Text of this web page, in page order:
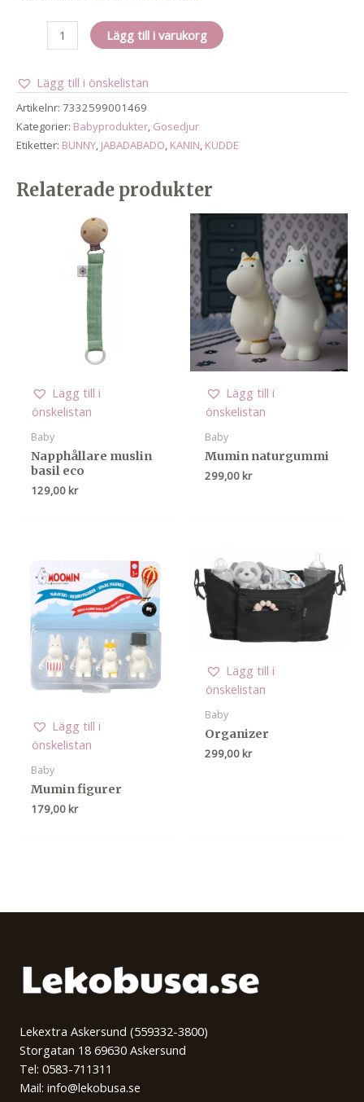
bunny
Lägg till i varukorg
Lägg till i önskelistan
Artikelnr: 7332599001469
Kategorier: Babyprodukter, Gosedjur
Etiketter: BUNNY, JABADABADO, KANIN, KUDDE
Relaterade produkter
Lägg till i
önskelistan
Baby
Napphållare muslin
basil eco
129,00 kr
Lägg till i
önskelistan
Baby
Mumin naturgummi
299,00 kr
Lägg till i
önskelistan
Baby
Mumin figurer
179,00 kr
Lägg till i
önskelistan
Baby
Organizer
299,00 kr
Lekextra Askersund (559332-3800)
Storgatan 18 69630 Askersund
Tel: 0583-711311
Mail: info@lekobusa.se